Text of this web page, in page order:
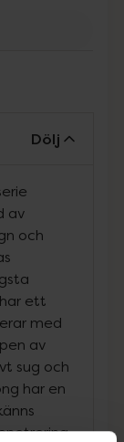
Dölj
av
och
ett
med
av
sug och
har en